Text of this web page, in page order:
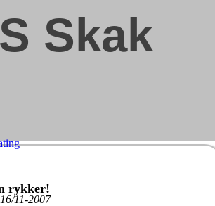
Skak
rykker!
11-2007